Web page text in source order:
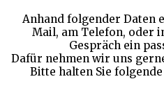
Anhand folgender Daten
Mail, am Telefon, oder
Gespräch ein
Dafür nehmen wir uns
Bitte halten Sie